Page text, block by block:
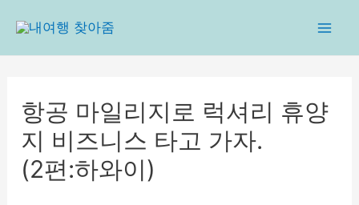
츠
항공 마일리지로 럭셔리 휴양
지 비즈니스 타고 가자.
(2편:하와이)